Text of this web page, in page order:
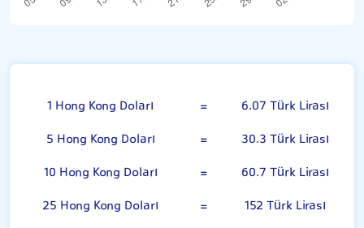
1 Hong Kong Doları =
6.07 Türk Lirası
5 Hong Kong Doları
=
30.3 Türk Lirası
10 Hong Kong Doları
=
60.7 Türk Lirası
25 Hong Kong Doları
=
152 Türk Lirası